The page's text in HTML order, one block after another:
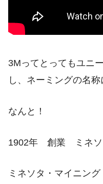
3Mってとってもユニ
し、ネーミングの名称
なんと！
1902年 創業 ミネソ
ミネソタ・マイニン